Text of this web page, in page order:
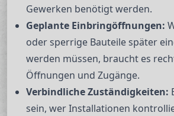
Gewerken benötigt werden.
Geplante Einbringöffnungen:
oder sperrige Bauteile später
werden müssen, braucht es
Öffnungen und Zugänge.
Verbindliche Zuständigkeiten:
sein, wer Installationen